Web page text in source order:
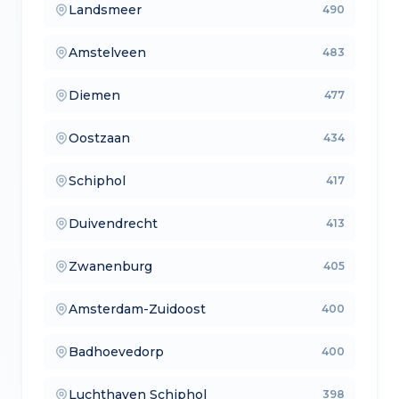
Landsmeer
— verkoopmakelaars 490
Amstelveen
— aankoopmakelaars 483
Diemen
— lokale makelaars 477
Oostzaan
— makelaars vergelijken 434
Schiphol
— verkoopmakelaars 417
Duivendrecht
— aankoopmakelaars 413
Zwanenburg
— lokale makelaars 405
Amsterdam-Zuidoost
— makelaars vergelijken 400
Badhoevedorp
— verkoopmakelaars 400
Luchthaven Schiphol 398